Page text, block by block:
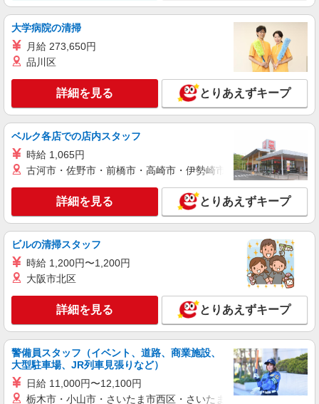
キープ 詳細を見る
派遣社員
生駒駅近く★デイサービスで清掃/整理整頓な
時給1500円〜2125円 ＜日払い有/週払い有/交
通費全支給(ガソリン代含む)＞
詳細を見る
派遣社員
株式会社kotrio /●NR-H-1877838
≪生駒駅≫高級シニアマンションで見回り/生
活相談など
時給1500円〜2125円 ＜日払い有/週払い有/交
生駒市門前町周辺
キープ 詳細を見る
派遣社員
株式会社kotrio /●NR-H-2102290
大学病院の清掃
月給 273,650円
品川区
詳細を見る とりあえずキープ
ベルク各店での店内スタッフ
時給 1,065円
古河市・佐野市・前橋市・高崎市・伊勢崎市・太田市・館林市
詳細を見る とりあえずキープ
ビルの清掃スタッフ
時給 1,200円〜1,200円
大阪市北区
詳細を見る とりあえずキープ
警備員スタッフ（イベント、道路、商業施設、
大型駐車場、JR列車見張りなど）
日給 11,000円〜12,100円
栃木市・小山市・さいたま市西区・さいたま市岩槻区・久喜市・